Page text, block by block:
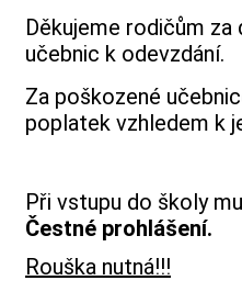
Děkujeme rodičům
učebnic k odevzdání.
Za poškozené
poplatek vzhledem k
Při vstupu do školy
Čestné prohlášení.
Rouška nutná!!!